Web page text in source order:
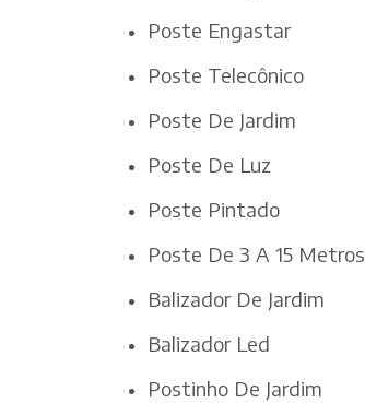
Poste Engastar
Poste Telecônico
Poste De Jardim
Poste De Luz
Poste Pintado
Poste De 3 A 15 Metros
Balizador De Jardim
Balizador Led
Postinho De Jardim